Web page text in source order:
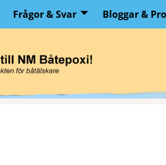
Frågor & Svar Bloggar &